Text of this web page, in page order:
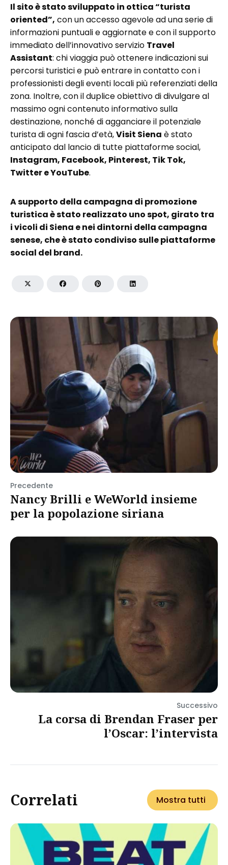
Il sito è stato sviluppato in ottica “turista
oriented”, con un accesso agevole ad una serie di
informazioni puntuali e aggiornate e con il supporto
immediato dell’innovativo servizio Travel
Assistant: chi viaggia può ottenere indicazioni sui
percorsi turistici e può entrare in contatto con i
professionisti degli eventi locali più referenziati della
zona. Inoltre, con il duplice obiettivo di divulgare al
massimo ogni contenuto informativo sulla
destinazione, nonché di agganciare il potenziale
turista di ogni fascia d’età,Visit Siena è stato
anticipato dal lancio di tutte piattaforme social,
Instagram, Facebook, Pinterest, Tik Tok,
Twitter e YouTube.
A supporto della campagna di promozione
turistica è stato realizzato uno spot, girato tra
i vicoli di Siena e nei dintorni della campagna
senese, che è stato condiviso sulle piattaforme
social del brand.
Precedente
Nancy Brilli e WeWorld insieme
per la popolazione siriana
Successivo
La corsa di Brendan Fraser per
l’Oscar: l’intervista
Correlati Mostra tutti